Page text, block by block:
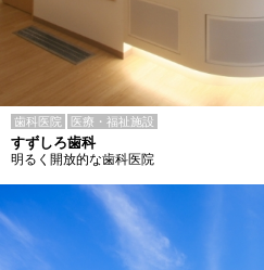
歯科医院 医療・福祉施設
すずしろ歯科
明るく開放的な歯科医院